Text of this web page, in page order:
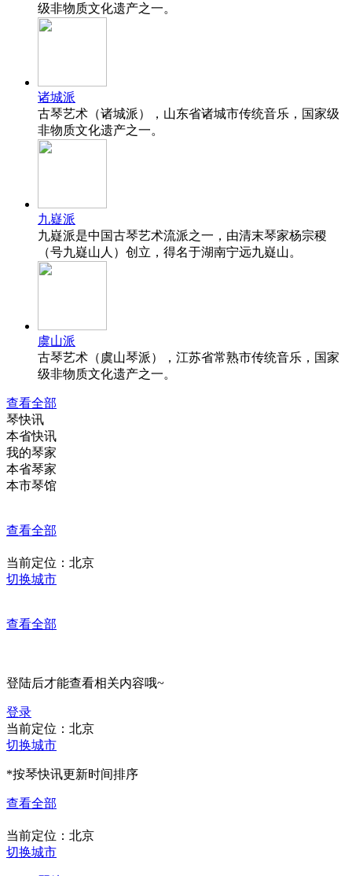
级非物质文化遗产之一。
诸城派
古琴艺术（诸城派），山东省诸城市传统音乐，国家级
非物质文化遗产之一。
九嶷派
九嶷派是中国古琴艺术流派之一，由清末琴家杨宗稷
（号九嶷山人）创立，得名于湖南宁远九嶷山。
虞山派
古琴艺术（虞山琴派），江苏省常熟市传统音乐，国家
级非物质文化遗产之一。
查看全部
琴快讯
本省快讯
我的琴家
本省琴家
本市琴馆
查看全部
当前定位： 北京
切换城市
查看全部
登陆后才能查看相关内容哦~
登录
当前定位： 北京
切换城市
*按琴快讯更新时间排序
查看全部
当前定位： 北京
切换城市